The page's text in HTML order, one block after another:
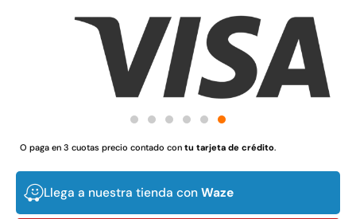
O paga en 3 cuotas precio contado con tu tarjeta de crédito.
Llega a nuestra tienda con Waze
Juego Modular 03
QplayGround
Agregar al carrito
Pasto sintético ornamental
Importado USA: Crown
4,57*30,48mts
Leer más